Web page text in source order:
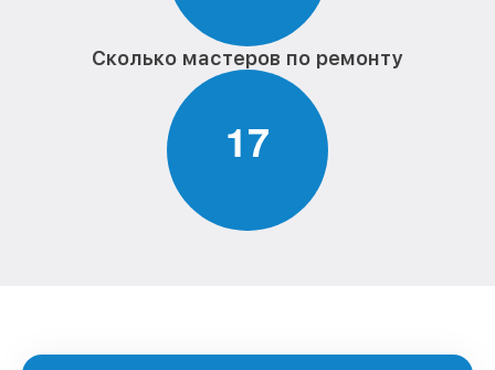
Сколько мастеров по ремонту
17